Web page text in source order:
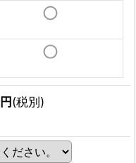
円(税別)